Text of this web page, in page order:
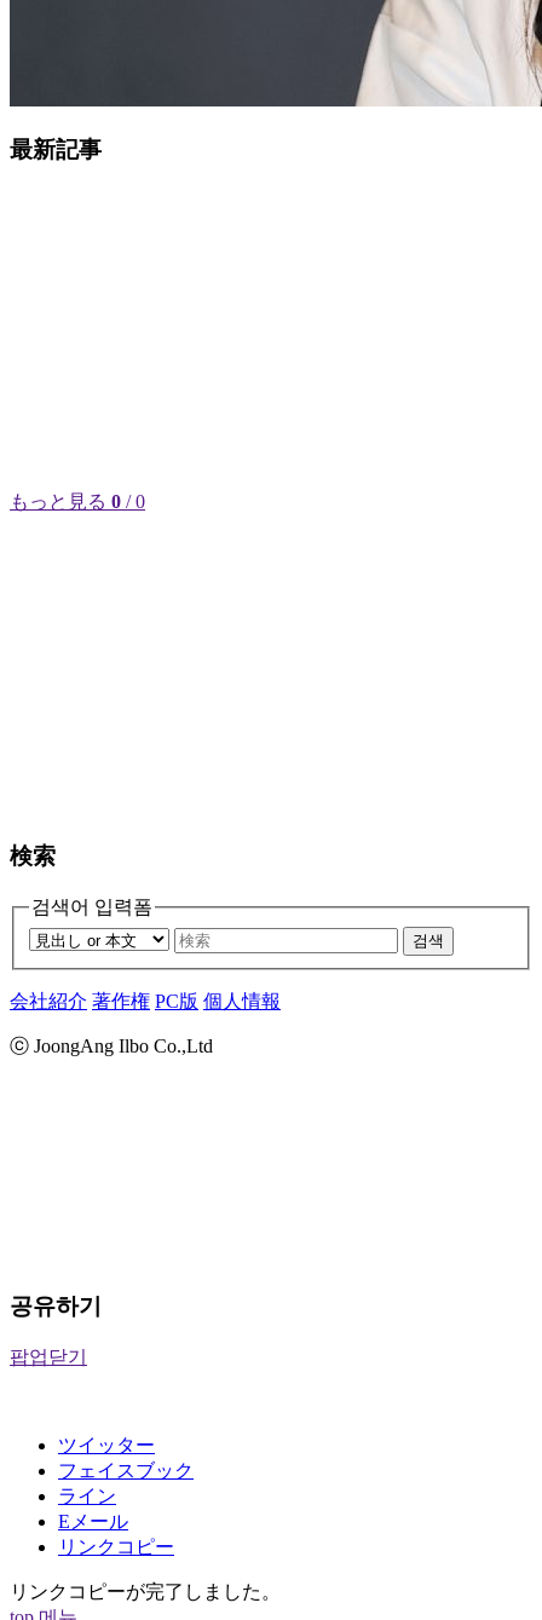
最新記事
もっと見る 0 / 0
検索
검색어 입력폼
검색
会社紹介 著作権 PC版 個人情報
ⓒ JoongAng Ilbo Co.,Ltd
공유하기
팝업닫기
ツイッター
フェイスブック
ライン
Eメール
リンクコピー
リンクコピーが完了しました。